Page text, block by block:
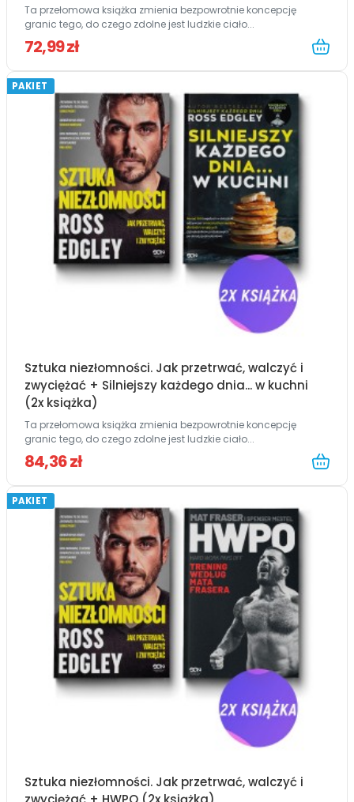
Ta przełomowa książka zmienia bezpowrotnie koncepcję
granic tego, do czego zdolne jest ludzkie ciało...
72,99 zł
PAKIET
Sztuka niezłomności. Jak przetrwać, walczyć i
zwyciężać + Silniejszy każdego dnia... w kuchni
(2x książka)
Ta przełomowa książka zmienia bezpowrotnie koncepcję
granic tego, do czego zdolne jest ludzkie ciało...
84,36 zł
PAKIET
Sztuka niezłomności. Jak przetrwać, walczyć i